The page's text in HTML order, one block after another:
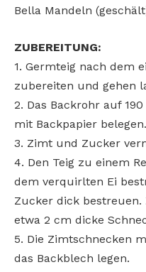
Bella Mandeln
ZUBEREITUNG:
1. Germteig nach dem
zubereiten und gehen
2. Das Backrohr auf
mit Backpapier belegen.
3. Zimt und Zucker
4. Den Teig zu einem
dem verquirlten Ei
Zucker dick
etwa 2 cm dicke
5. Die Zimtschnecken
das Backblech legen.